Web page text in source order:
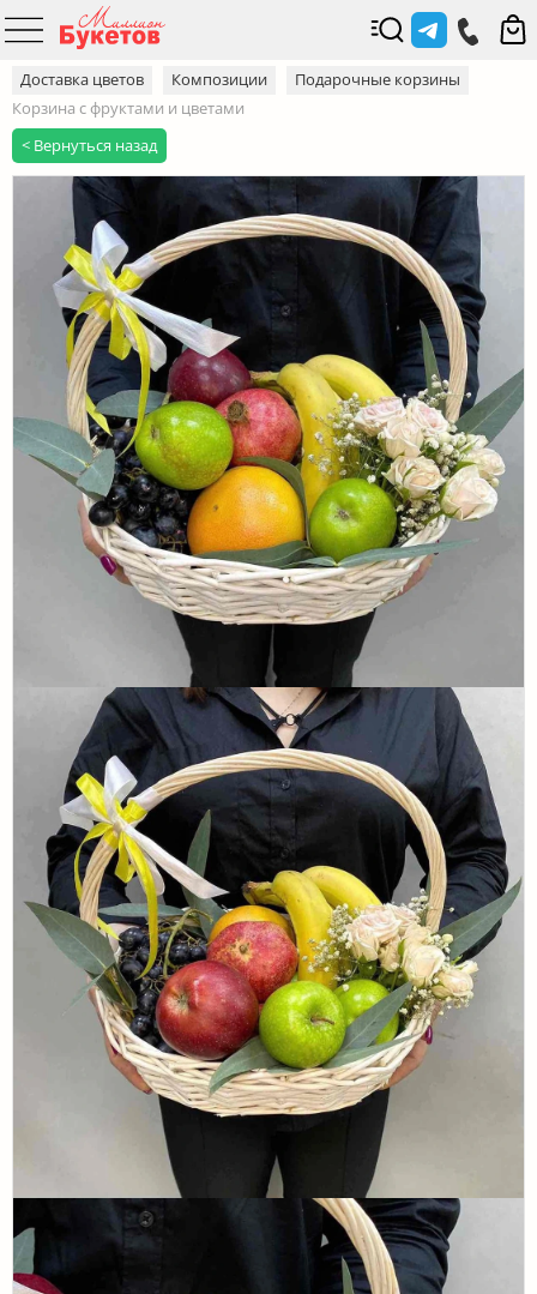
Доставка цветов Композиции
Подарочные корзины
Корзина с фруктами и цветами
< Вернуться назад